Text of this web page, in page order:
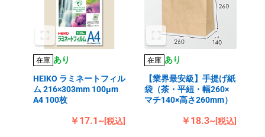
在庫 あり
HEIKO ラミネートフィル
ム 216×303mm 100μm
A4 100枚
￥17.1~[税込]
在庫 あり
【業界最安級】手提げ紙
袋（茶・平紐・幅260×
マチ140×高さ260mm）
￥18.3~[税込]